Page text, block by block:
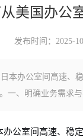
美国办公
发布时间：2025-
本办公室间高速、
一、明确业务需求
公室间高速、稳